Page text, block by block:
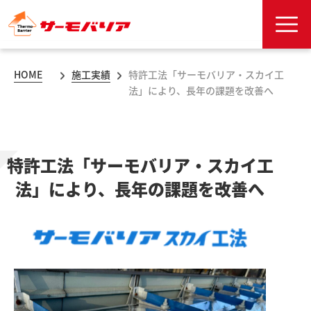
HOME 施工実績
特許工法「サーモバリア・スカイ工
法」により、長年の課題を改善へ
特許工法「サーモバリア・スカイ工
法」により、長年の課題を改善へ